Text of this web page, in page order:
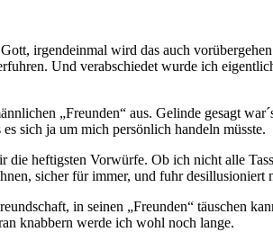
irgendeinmal wird das auch
Und verabschiedet wurde ich
„Freunden“ aus. Gelinde gesagt
sich ja um mich persönlich handeln müsste.
die heftigsten Vorwürfe. Ob ich nicht alle
sicher für immer, und fuhr desillusioniert
in seinen „Freunden“ täuschen
knabbern werde ich wohl noch lange.